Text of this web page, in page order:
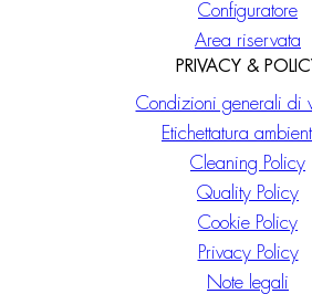
Configuratore
Area riservata
PRIVACY &
Condizioni generali di
Etichettatura
Cleaning Policy
Quality Policy
Cookie Policy
Privacy Policy
Note legali